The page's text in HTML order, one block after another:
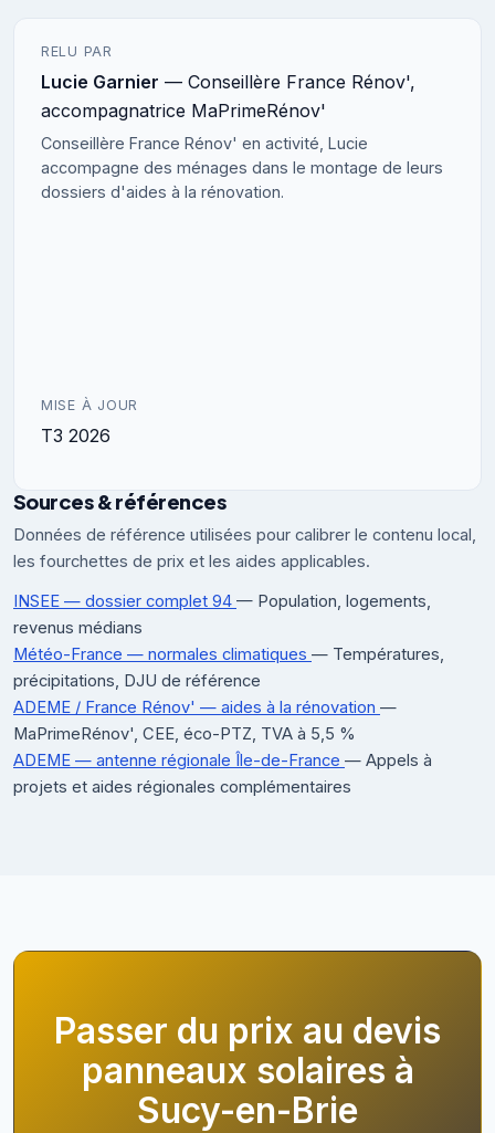
RELU PAR
Lucie Garnier — Conseillère France Rénov',
accompagnatrice MaPrimeRénov'
Conseillère France Rénov' en activité, Lucie
accompagne des ménages dans le montage de leurs
dossiers d'aides à la rénovation.
MISE À JOUR
T3 2026
Sources & références
Données de référence utilisées pour calibrer le contenu local,
les fourchettes de prix et les aides applicables.
INSEE — dossier complet 94 — Population, logements,
revenus médians
Météo-France — normales climatiques — Températures,
précipitations, DJU de référence
ADEME / France Rénov' — aides à la rénovation —
MaPrimeRénov', CEE, éco-PTZ, TVA à 5,5 %
ADEME — antenne régionale Île-de-France — Appels à
projets et aides régionales complémentaires
Passer du prix au devis
panneaux solaires à
Sucy-en-Brie